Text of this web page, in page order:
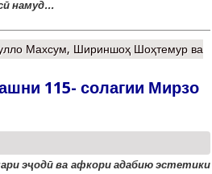
намуд...
Махсум, Шириншоҳ Шоҳтемур ва
115- солагии Мирзо
эҷодӣ ва афкори адабию эстетики